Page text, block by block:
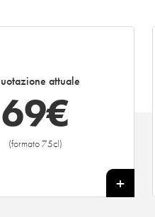
attuale
69€
(formato 75cl)
+